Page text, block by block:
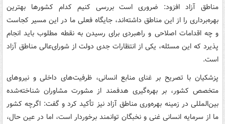
مناطق آزاد افزود: ضروری است بررسی کنیم کدام کشورها بهترین
بهره‌برداری را از این مناطق داشته‌اند، جایگاه فعلی ما در این مسیر کجاست
و چه اقدامات اصلاحی و راهبردی برای رسیدن به نقطه مطلوب باید انجام
پذیرد که این مسئله، یکی از انتظارات جدی دولت از شورای‌عالی مناطق آزاد
است.
پزشکیان با تصریح بر غنای منابع انسانی، ظرفیت‌های داخلی و نیروهای
متخصص کشور، بر بهره‌گیری هدفمند از مشورت مشاوران شناخته‌شده
بین‌المللی در زمینه بهره‌وری مناطق آزاد نیز تأکید کرد و گفت: اگرچه کشور
ما از سرمایه انسانی غنی و نخبگان توانمند برخوردار است، اما در عین حال،